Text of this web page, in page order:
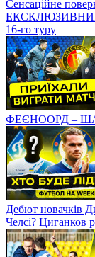
Сенсаційне
16-го туру
ФЕЄНООРД –
Дебют новачків
Челсі? Циганков